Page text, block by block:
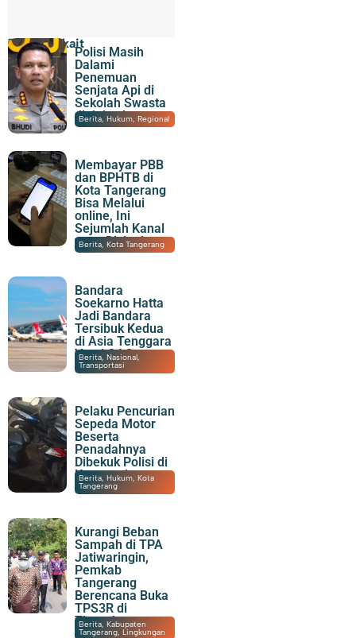
Topik Terkait
Polisi Masih
Dalami
Penemuan
Senjata Api di
Sekolah Swasta
di Jaksel
07/08/2026|22:07
Berita,Hukum,Regional
Membayar PBB
dan BPHTB di
Kota Tangerang
Bisa Melalui
online, Ini
Sejumlah Kanal
yang Disiapkan
07/08/2026|21:15
Berita,Kota Tangerang
Bandara
Soekarno Hatta
Jadi Bandara
Tersibuk Kedua
di Asia Tenggara
Versi OAG
07/08/2026|19:23
Berita,Nasional,
Transportasi
Pelaku Pencurian
Sepeda Motor
Beserta
Penadahnya
Dibekuk Polisi di
Karawaci
07/08/2026|15:55
Berita,Hukum,Kota
Tangerang
Kurangi Beban
Sampah di TPA
Jatiwaringin,
Pemkab
Tangerang
Berencana Buka
TPS3R di
Tigaraksa
06/08/2026|21:51
Berita,Kabupaten
Tangerang,Lingkungan